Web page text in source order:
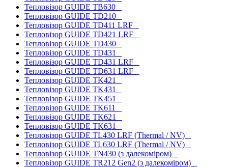
Тепловізор GUIDE TB630
Тепловізор GUIDE TD210
Тепловізор GUIDE TD411 LRF
Тепловізор GUIDE TD421 LRF
Тепловізор GUIDE TD430
Тепловізор GUIDE TD431
Тепловізор GUIDE TD431 LRF
Тепловізор GUIDE TD631 LRF
Тепловізор GUIDE TK421
Тепловізор GUIDE TK431
Тепловізор GUIDE TK451
Тепловізор GUIDE TK611
Тепловізор GUIDE TK621
Тепловізор GUIDE TK631
Тепловізор GUIDE TL430 LRF (Thermal / NV)
Тепловізор GUIDE TL630 LRF (Thermal / NV)
Тепловізор GUIDE TN430 (з далекоміром)
Тепловізор GUIDE TR212 Gen2 (з далекоміром)